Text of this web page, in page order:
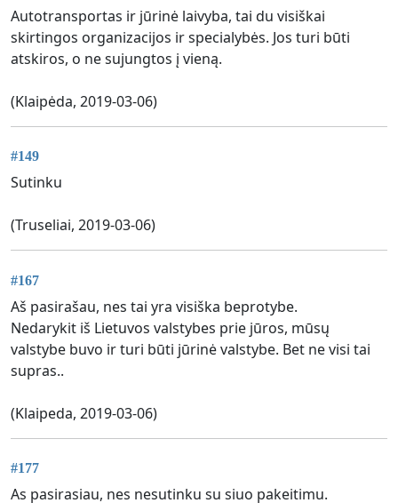
Autotransportas ir jūrinė laivyba, tai du visiškai
skirtingos organizacijos ir specialybės. Jos turi būti
atskiros, o ne sujungtos į vieną.
(Klaipėda, 2019-03-06)
#149
Sutinku
(Truseliai, 2019-03-06)
#167
Aš pasirašau, nes tai yra visiška beprotybe.
Nedarykit iš Lietuvos valstybes prie jūros, mūsų
valstybe buvo ir turi būti jūrinė valstybe. Bet ne visi tai
supras..
(Klaipeda, 2019-03-06)
#177
As pasirasiau, nes nesutinku su siuo pakeitimu.